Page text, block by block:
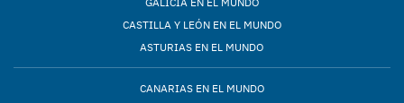
CASTILLA Y LEÓN EN EL MUNDO
ASTURIAS EN EL MUNDO
CANARIAS EN EL MUNDO